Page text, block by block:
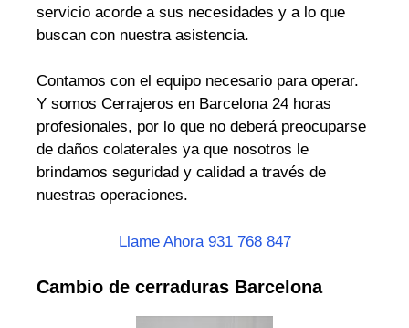
servicio acorde a sus necesidades y a lo que
buscan con nuestra asistencia.
Contamos con el equipo necesario para operar.
Y somos Cerrajeros en Barcelona 24 horas
profesionales, por lo que no deberá preocuparse
de daños colaterales ya que nosotros le
brindamos seguridad y calidad a través de
nuestras operaciones.
Llame Ahora 931 768 847
Cambio de cerraduras Barcelona